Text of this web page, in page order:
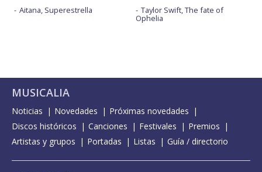
Aitana, Superestrella Taylor Swift, The fate of
Ophelia
MUSICALIA
Noticias Novedades
Próximas novedades
Discos históricos
Canciones Festivales
Premios
Artistas y grupos
Portadas Listas Guía / directorio